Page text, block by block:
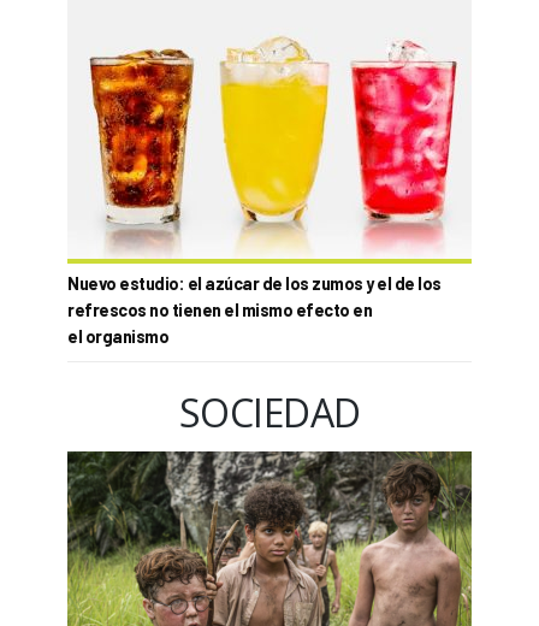
Nuevo estudio: el azúcar de los zumos y el de los
refrescos no tienen el mismo efecto en
el organismo
SOCIEDAD